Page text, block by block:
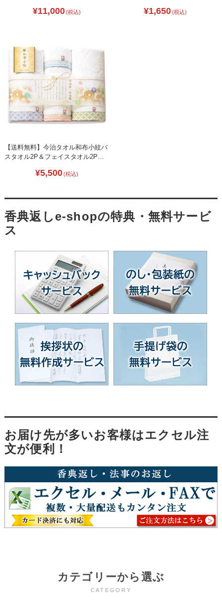
¥11,000(税込) ¥1,650(税込)
【送料無料】今治タオル和布小紋バ
スタオル2P＆フェイスタオル2P
¥5,500(税込)
香典返しe-shopの特典・無料サービ
ス
お届け先が多いお客様はエクセル注
文が便利！
カテゴリーから選ぶ
CATEGORY